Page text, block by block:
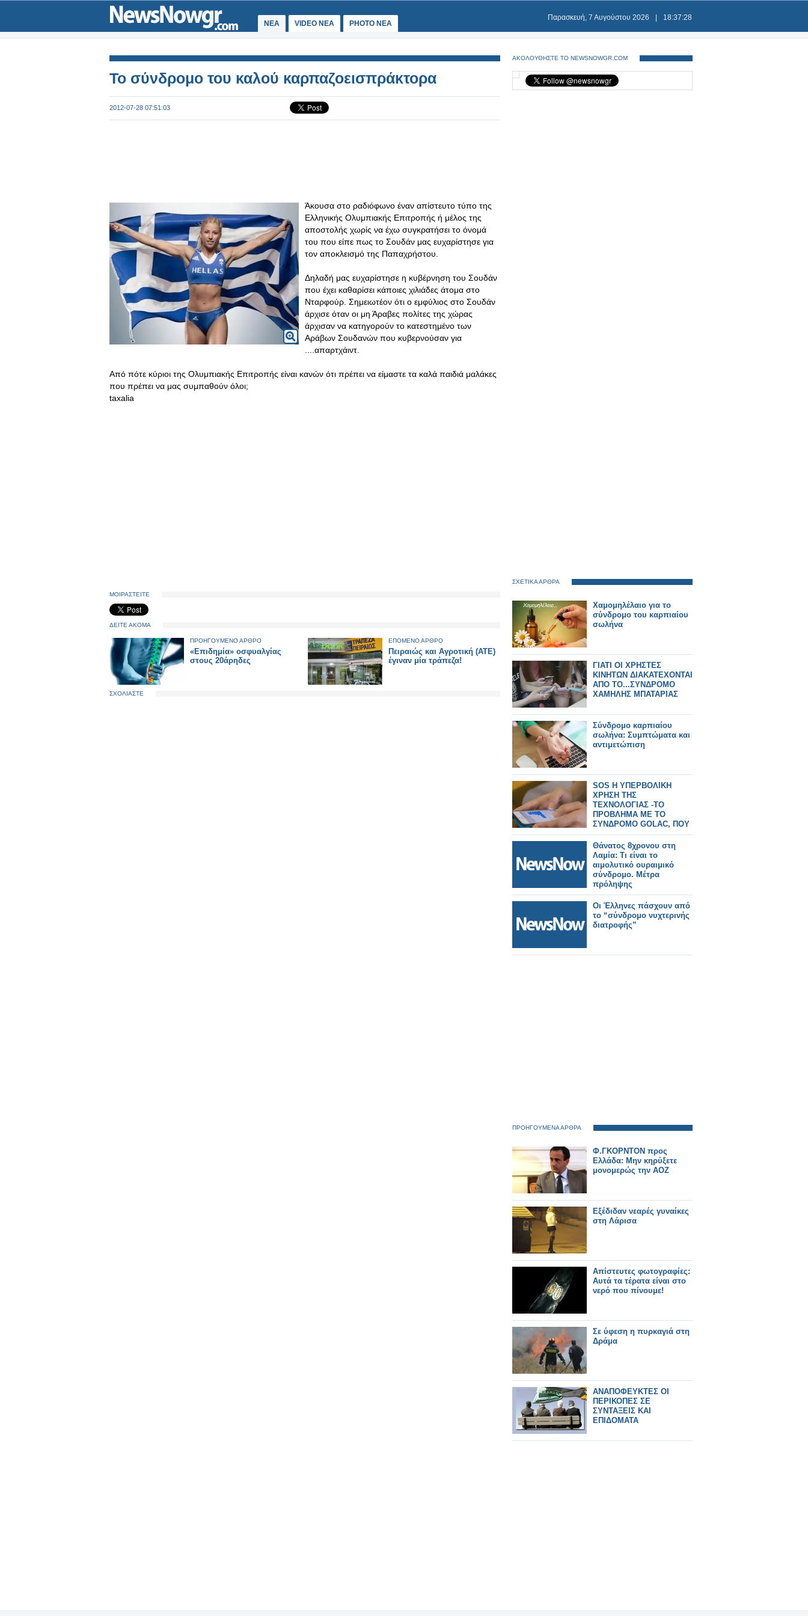
ΝΕΑ VIDEO NEA PHOTO NEA
Παρασκευή, 7 Αυγούστου 2026 18:37:28
Το σύνδρομο του καλού καρπαζοεισπράκτορα
2012-07-28 07:51:03
Άκουσα στο ραδιόφωνο έναν απίστευτο τύπο της
Ελληνικής Ολυμπιακής Επιτροπής ή μέλος της
αποστολής χωρίς να έχω συγκρατήσει το όνομά
του που είπε πως το Σουδάν μας ευχαρίστησε για
τον αποκλεισμό της Παπαχρήστου.
Δηλαδή μας ευχαρίστησε η κυβέρνηση του Σουδάν
που έχει καθαρίσει κάποιες χιλιάδες άτομα στο
Νταρφούρ. Σημειωτέον ότι ο εμφύλιος στο Σουδάν
άρχισε όταν οι μη Άραβες πολίτες της χώρας
άρχισαν να κατηγορούν το κατεστημένο των
Αράβων Σουδανών που κυβερνούσαν για
....απαρτχάιντ.
Από πότε κύριοι της Ολυμπιακής Επιτροπής είναι κανών ότι πρέπει να είμαστε τα καλά παιδιά μαλάκες
που πρέπει να μας συμπαθούν όλοι;
taxalia
ΜΟΙΡΑΣΤΕΙΤΕ
ΔΕΙΤΕ ΑΚΟΜΑ
ΠΡΟΗΓΟΥΜΕΝΟ ΑΡΘΡΟ
«Επιδημία» οσφυαλγίας
στους 20άρηδες
ΕΠΟΜΕΝΟ ΑΡΘΡΟ
Πειραιώς και Αγροτική (ΑΤΕ)
έγιναν μία τράπεζα!
ΣΧΟΛΙΑΣΤΕ
ΑΚΟΛΟΥΘΗΣΤΕ ΤΟ NEWSNOWGR.COM
ΣΧΕΤΙΚΑ ΑΡΘΡΑ
Χαμομηλέλαιο για το
σύνδρομο του καρπιαίου
σωλήνα
ΓΙΑΤΙ ΟΙ ΧΡΗΣΤΕΣ
ΚΙΝΗΤΩΝ ΔΙΑΚΑΤΕΧΟΝΤΑΙ
ΑΠΟ ΤΟ...ΣΥΝΔΡΟΜΟ
ΧΑΜΗΛΗΣ ΜΠΑΤΑΡΙΑΣ
Σύνδρομο καρπιαίου
σωλήνα: Συμπτώματα και
αντιμετώπιση
SOS Η ΥΠΕΡΒΟΛΙΚΗ
ΧΡΗΣΗ ΤΗΣ
ΤΕΧΝΟΛΟΓΙΑΣ -ΤΟ
ΠΡΟΒΛΗΜΑ ΜΕ ΤΟ
ΣΥΝΔΡΟΜΟ GOLAC, ΠΟΥ
ΕΚΔΗΛΩΝΕΤΑΙ
Θάνατος 8χρονου στη
Λαμία: Τι είναι το
αιμολυτικό ουραιμικό
σύνδρομο. Μέτρα
πρόληψης
Οι Έλληνες πάσχουν από
το “σύνδρομο νυχτερινής
διατροφής”
ΠΡΟΗΓΟΥΜΕΝΑ ΑΡΘΡΑ
Φ.ΓKOΡΝΤΟΝ προς
Ελλάδα: Μην κηρύξετε
μονομερώς την ΑΟΖ
Εξέδιδαν νεαρές γυναίκες
στη Λάρισα
Απίστευτες φωτογραφίες:
Αυτά τα τέρατα είναι στο
νερό που πίνουμε!
Σε ύφεση η πυρκαγιά στη
Δράμα
ΑΝΑΠΟΦΕΥΚΤΕΣ ΟΙ
ΠΕΡΙΚΟΠΕΣ ΣΕ
ΣΥΝΤΑΞΕΙΣ ΚΑΙ
ΕΠΙΔΟΜΑΤΑ